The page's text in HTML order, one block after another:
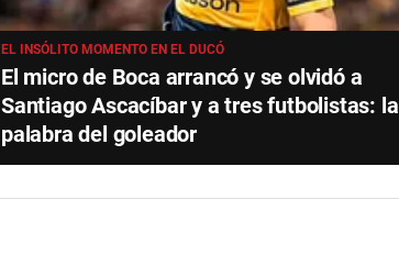
EL INSÓLITO MOMENTO EN EL DUCÓ
El micro de Boca arrancó y se olvidó a
Santiago Ascacíbar y a tres futbolistas: la
palabra del goleador